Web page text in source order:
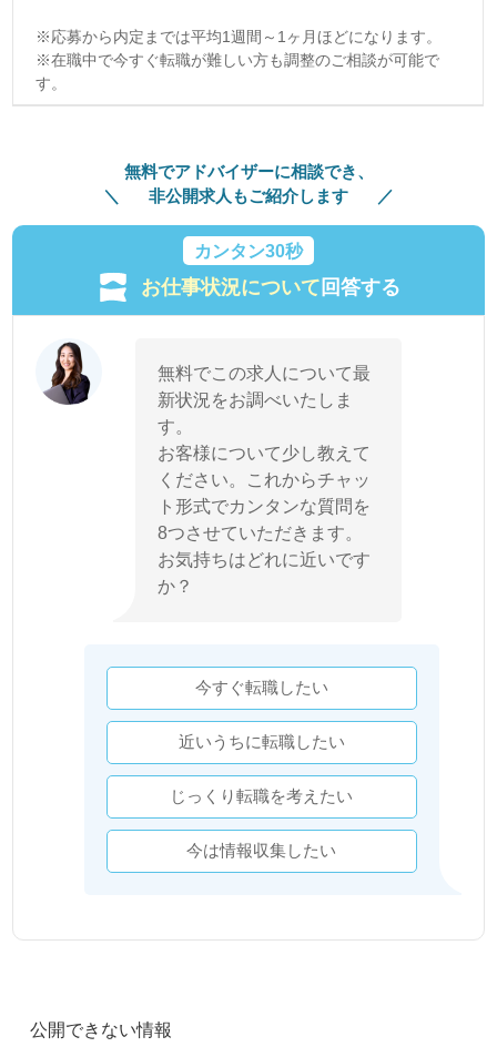
※応募から内定までは平均1週間～1ヶ月ほどになります。
※在職中で今すぐ転職が難しい方も調整のご相談が可能で
す。
無料でアドバイザーに相談でき、
非公開求人もご紹介します
カンタン30秒
お仕事状況について回答する
無料でこの求人について最
新状況をお調べいたしま
す。
お客様について少し教えて
ください。これからチャッ
ト形式でカンタンな質問を
8つさせていただきます。
お気持ちはどれに近いです
か？
今すぐ転職したい
近いうちに転職したい
じっくり転職を考えたい
今は情報収集したい
公開できない情報